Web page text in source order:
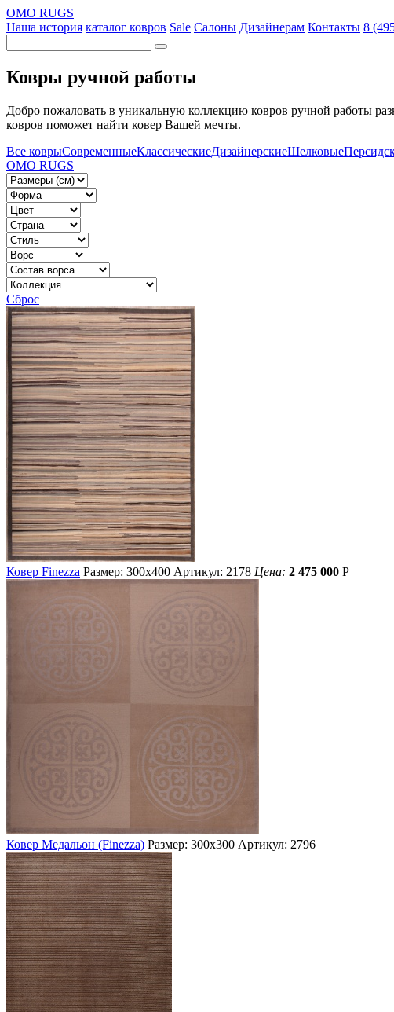
OMO RUGS
Наша история каталог ковров Sale Салоны Дизайнерам Контакты 8
Ковры ручной работы
Добро пожаловать в уникальную коллекцию ковров ручной работы
ковров поможет найти ковер Вашей мечты.
Все коврыСовременныеКлассическиеДизайнерскиеШелковые
OMO RUGS
Сброс
Ковер Finezza Размер: 300х400 Артикул: 2178 Цена: 2 475 000 Р
Ковер Медальон (Finezza) Размер: 300х300 Артикул: 2796